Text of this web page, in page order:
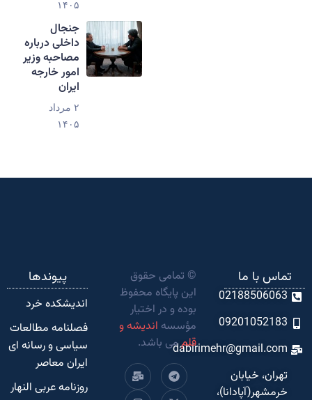
۱۴۰۵
جنجال
داخلی درباره
مصاحبه وزیر
امور خارجه
ایران
۲ مرداد
۱۴۰۵
تماس با ما
02188506063
09201052183
dabirimehr@gmail.com
تهران، خیابان
خرمشهر(آپادانا)،
© تمامی حقوق
این پایگاه محفوظ
بوده و در اختیار
مؤسسه اندیشه و
قلممی باشد.
پیوندها
اندیشکده‌ خرد
فصلنامه مطالعات
سیاسی و رسانه ای
ایران معاصر
روزنامه عربی النهار